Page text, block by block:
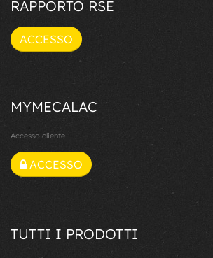
RAPPORTO RSE
ACCESSO
MYMECALAC
Accesso cliente
ACCESSO
TUTTI I PRODOTTI